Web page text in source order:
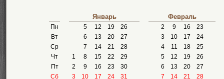
Пн
Вт
Ср
Чт
Пт
Сб
Январь
5 12 19
26
6
13 20
27
7
14 21
28
1
8 15 22
29
2
9 16 23
30
3
10 17 24
31
Февраль
2 9 16
23
3
10 17
24
4
11 18
25
5
12 19
26
6
13 20
27
7
14 21
28